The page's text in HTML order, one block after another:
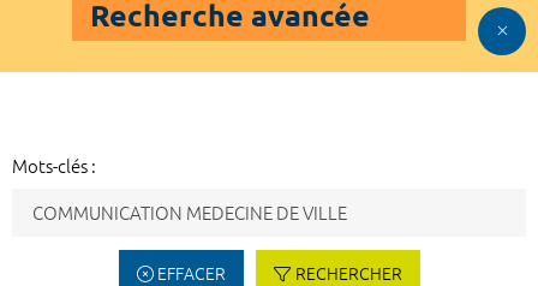
Recherche avancée
Mots-clés :
EFFACER RECHERCHER